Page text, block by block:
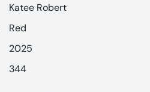
Katee Robert
Red
2025
344